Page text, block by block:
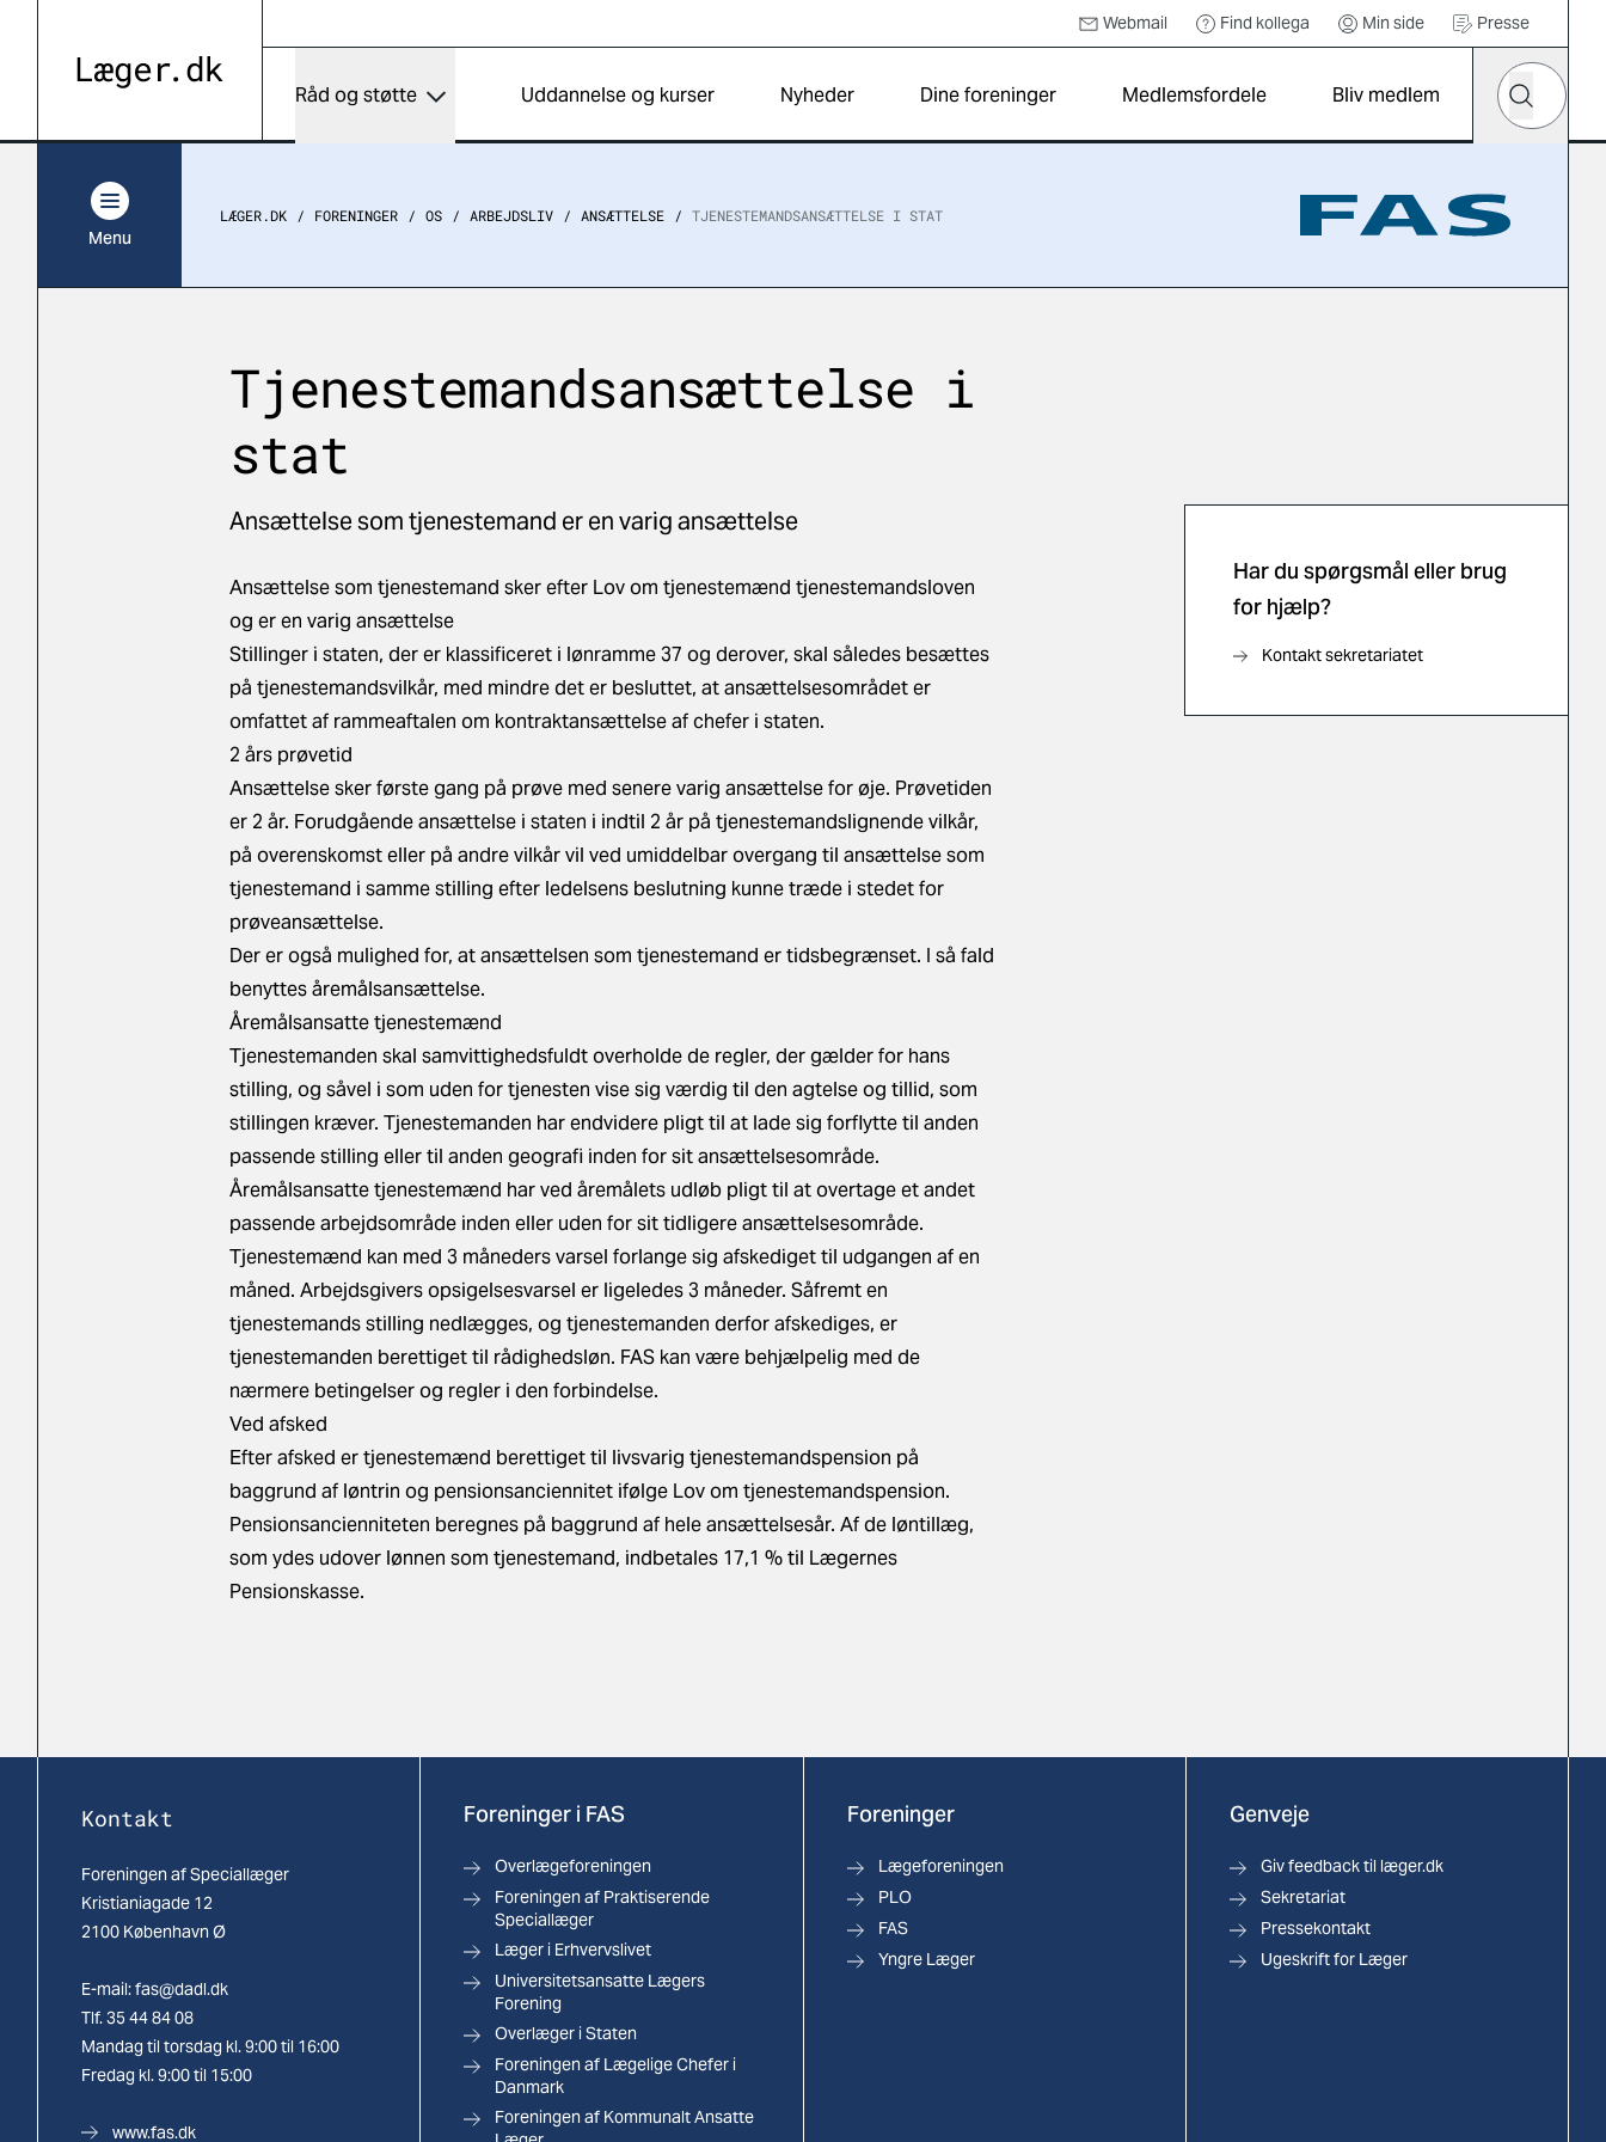
Webmail Find kollega Min side Presse
Råd og støtte Uddannelse og kurser Nyheder Dine foreninger Medlemsfordele Bliv medlem
Hvad leder
Søg
Menu
LÆGER.DK FORENINGER OS ARBEJDSLIV ANSÆTTELSE TJENESTEMANDSANSÆTTELSE I STAT
Tjenestemandsansættelse i
stat
Ansættelse som tjenestemand er en varig ansættelse
Ansættelse som tjenestemand sker efter Lov om tjenestemænd tjenestemandsloven
og er en varig ansættelse
Stillinger i staten, der er klassificeret i lønramme 37 og derover, skal således besættes
på tjenestemandsvilkår, med mindre det er besluttet, at ansættelsesområdet er
omfattet af rammeaftalen om kontraktansættelse af chefer i staten.
2 års prøvetid
Ansættelse sker første gang på prøve med senere varig ansættelse for øje. Prøvetiden
er 2 år. Forudgående ansættelse i staten i indtil 2 år på tjenestemandslignende vilkår,
på overenskomst eller på andre vilkår vil ved umiddelbar overgang til ansættelse som
tjenestemand i samme stilling efter ledelsens beslutning kunne træde i stedet for
prøveansættelse.
Der er også mulighed for, at ansættelsen som tjenestemand er tidsbegrænset. I så fald
benyttesåremålsansættelse.
Åremålsansatte tjenestemænd
Tjenestemanden skal samvittighedsfuldt overholde de regler, der gælder for hans
stilling, og såvel i som uden for tjenesten vise sig værdig til den agtelse og tillid, som
stillingen kræver. Tjenestemanden har endvidere pligt til at lade sig forflytte til anden
passende stilling eller til anden geografi inden for sit ansættelsesområde.
Åremålsansatte tjenestemænd har ved åremålets udløb pligt til at overtage et andet
passende arbejdsområde inden eller uden for sit tidligere ansættelsesområde.
Tjenestemænd kan med 3 måneders varsel forlange sig afskediget til udgangen af en
måned. Arbejdsgivers opsigelsesvarsel er ligeledes 3 måneder. Såfremt en
tjenestemands stilling nedlægges, og tjenestemanden derfor afskediges, er
tjenestemanden berettiget til rådighedsløn. FAS kan være behjælpelig med de
nærmere betingelser og regler i den forbindelse.
Ved afsked
Efter afsked er tjenestemænd berettiget til livsvarig tjenestemandspension på
baggrund af løntrin og pensionsanciennitet ifølge Lov om tjenestemandspension.
Pensionsancienniteten beregnes på baggrund af hele ansættelsesår. Af de løntillæg,
som ydes udover lønnen som tjenestemand, indbetales 17,1 % til Lægernes
Pensionskasse.
Har du spørgsmål eller brug
for hjælp?
Kontakt sekretariatet
Kontakt
Foreningen af Speciallæger
Kristianiagade 12
2100 København Ø
E-mail:fas@dadl.dk
Tlf. 35 44 84 08
Mandag til torsdag kl. 9:00 til 16:00
Fredag kl. 9:00 til 15:00
www.fas.dk
Foreninger i FAS
Overlægeforeningen
Foreningen af Praktiserende
Speciallæger
Læger i Erhvervslivet
Universitetsansatte Lægers
Forening
Overlæger i Staten
Foreningen af Lægelige Chefer i
Danmark
Foreningen af Kommunalt Ansatte
Foreninger
Lægeforeningen
PLO
FAS
Yngre Læger
Genveje
Giv feedback til læger.dk
Sekretariat
Pressekontakt
Ugeskrift for Læger